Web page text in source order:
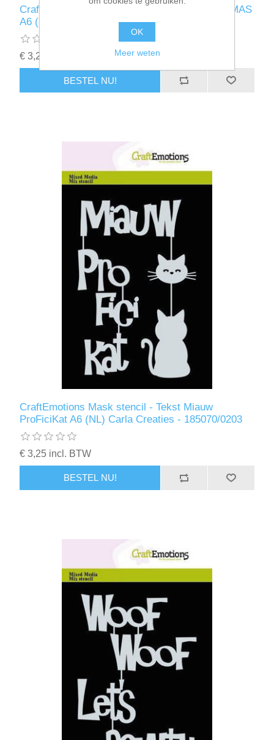
CraftEmotions Mask stencil - Tekst MERRY XMAS
A6 (EN) Carla Creaties - 185070/0165
€ 3,25 incl. BTW
BESTEL NU!
CraftEmotions Mask stencil - Tekst Miauw
ProFiciKat A6 (NL) Carla Creaties - 185070/0203
€ 3,25 incl. BTW
BESTEL NU!
OK
Meer weten